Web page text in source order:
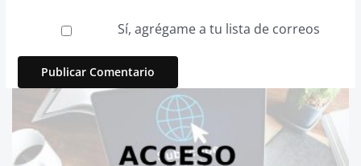
Sí, agrégame a tu lista de correos